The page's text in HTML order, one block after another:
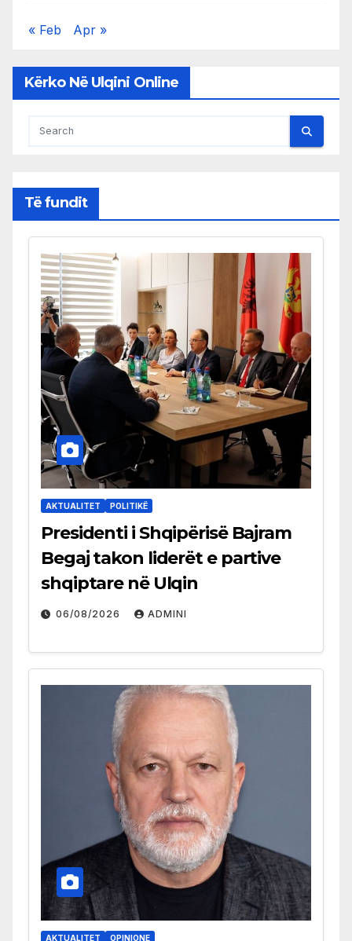
« Feb Apr »
Kërko Në Ulqini Online
Të fundit
AKTUALITET POLITIKË
Presidenti i Shqipërisë Bajram
Begaj takon liderët e partive
shqiptare në Ulqin
06/08/2026 ADMINI
AKTUALITET OPINIONE